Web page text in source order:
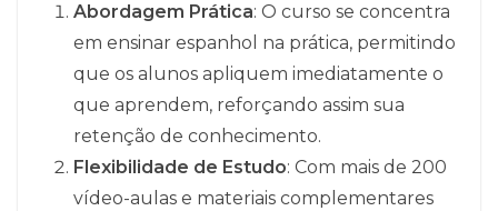
Abordagem Prática: O curso se concentra
em ensinar espanhol na prática, permitindo
que os alunos apliquem imediatamente o
que aprendem, reforçando assim sua
retenção de conhecimento.
Flexibilidade de Estudo: Com mais de 200
vídeo-aulas e materiais complementares